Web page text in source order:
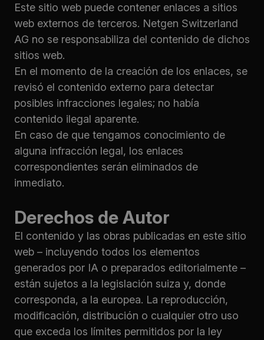
Este sitio web puede contener enlaces a sitios
web externos de terceros. Netgen Switzerland
AG no se responsabiliza del contenido de dichos
sitios web.
En el momento de la creación de los enlaces, se
revisó el contenido externo para detectar
posibles infracciones legales; no había
contenido ilegal aparente.
En caso de que tengamos conocimiento de
alguna infracción legal, los enlaces
correspondientes serán eliminados de
inmediato.
Derechos de Autor
El contenido y las obras publicadas en este sitio
web – incluyendo todos los elementos
generados por IA o preparados editorialmente –
están sujetos a la legislación suiza y, donde
corresponda, a la europea. La reproducción,
modificación, distribución o cualquier otro uso
que exceda los límites permitidos por la ley